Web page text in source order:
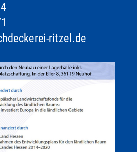
ritzel.de